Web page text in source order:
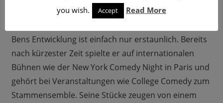
Bens Entwicklung ist einfach nur erstaunlich. Bereits
nach kürzester Zeit spielte er auf internationalen
Bühnen wie der New York Comedy Night in Paris und
gehört bei Veranstaltungen wie College Comedy zum
Stammensemble. Seine Stücke zeugen von einem
you wish.
Accept Read More